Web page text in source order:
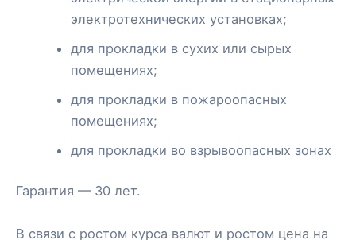
электротехнических установках;
для прокладки в сухих или сырых
помещениях;
для прокладки в пожароопасных
помещениях;
для прокладки во взрывоопасных зонах
Гарантия — 30 лет.
В связи с ростом курса валют и ростом цена на